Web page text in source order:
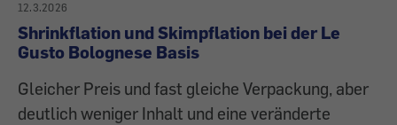
12.3.2026
Shrinkflation und Skimpflation bei der Le
Gusto Bolognese Basis
Gleicher Preis und fast gleiche Verpackung, aber
deutlich weniger Inhalt und eine veränderte